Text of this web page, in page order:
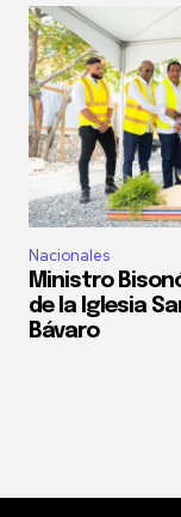
Nacionales
Ministro
de la Iglesia
Bávaro